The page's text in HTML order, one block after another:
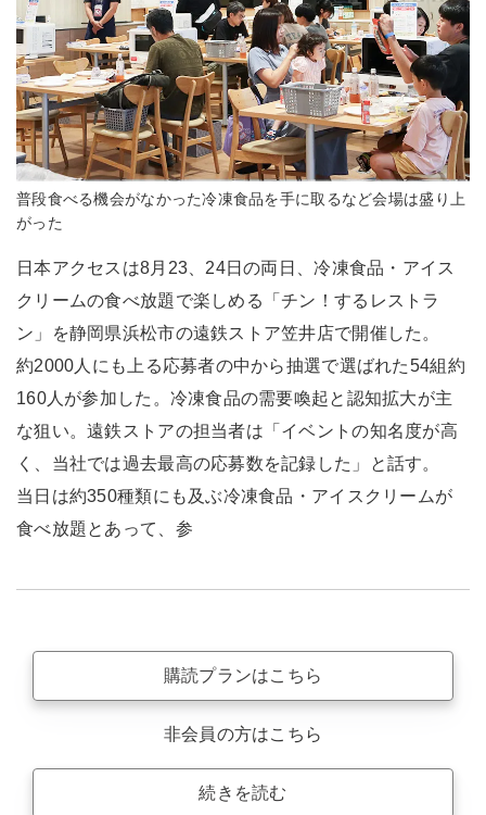
普段食べる機会がなかった冷凍食品を手に取るなど会場は盛り上
がった
日本アクセスは8月23、24日の両日、冷凍食品・アイス
クリームの食べ放題で楽しめる「チン！するレストラ
ン」を静岡県浜松市の遠鉄ストア笠井店で開催した。
約2000人にも上る応募者の中から抽選で選ばれた54組約
160人が参加した。冷凍食品の需要喚起と認知拡大が主
な狙い。遠鉄ストアの担当者は「イベントの知名度が高
く、当社では過去最高の応募数を記録した」と話す。
当日は約350種類にも及ぶ冷凍食品・アイスクリームが
食べ放題とあって、参
購読プランはこちら
非会員の方はこちら
続きを読む